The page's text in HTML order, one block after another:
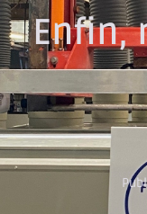
Enfin,